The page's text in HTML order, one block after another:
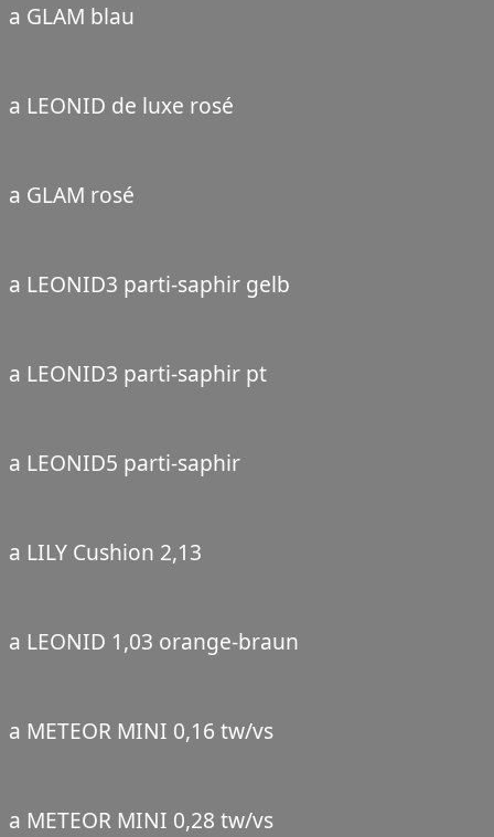
a GLAM blau
a LEONID de luxe rosé
a GLAM rosé
a LEONID3 parti-saphir gelb
a LEONID3 parti-saphir pt
a LEONID5 parti-saphir
a LILY Cushion 2,13
a LEONID 1,03 orange-braun
a METEOR MINI 0,16 tw/vs
a METEOR MINI 0,28 tw/vs